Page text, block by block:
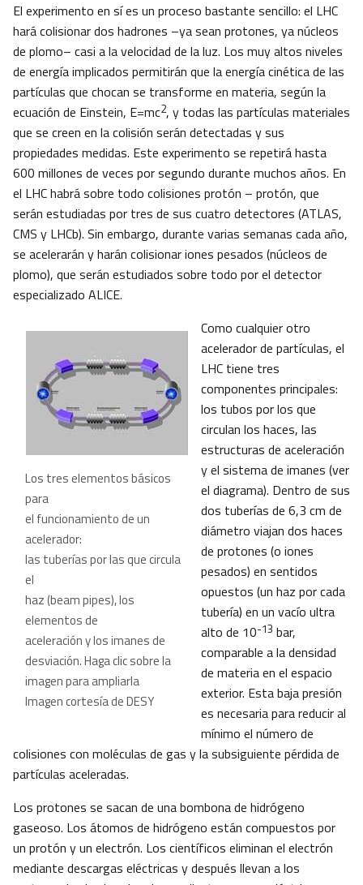
El experimento en sí es un proceso bastante sencillo: el LHC
hará colisionar dos hadrones –ya sean protones, ya núcleos
de plomo– casi a la velocidad de la luz. Los muy altos niveles
de energía implicados permitirán que la energía cinética de las
partículas que chocan se transforme en materia, según la
ecuación de Einstein, E=mc2, y todas las partículas materiales
que se creen en la colisión serán detectadas y sus
propiedades medidas. Este experimento se repetirá hasta
600 millones de veces por segundo durante muchos años. En
el LHC habrá sobre todo colisiones protón – protón, que
serán estudiadas por tres de sus cuatro detectores (ATLAS,
CMS y LHCb). Sin embargo, durante varias semanas cada año,
se acelerarán y harán colisionar iones pesados (núcleos de
plomo), que serán estudiados sobre todo por el detector
especializado ALICE.
Los tres elementos básicos
para
el funcionamiento de un
acelerador:
las tuberías por las que circula
el
haz (beam pipes), los
elementos de
aceleración y los imanes de
desviación. Haga clic sobre la
imagen para ampliarla
Imagen cortesía de DESY
Como cualquier otro
acelerador de partículas, el
LHC tiene tres
componentes principales:
los tubos por los que
circulan los haces, las
estructuras de aceleración
y el sistema de imanes (ver
el diagrama). Dentro de sus
dos tuberías de 6,3 cm de
diámetro viajan dos haces
de protones (o iones
pesados) en sentidos
opuestos (un haz por cada
tubería) en un vacío ultra
alto de 10-13 bar,
comparable a la densidad
de materia en el espacio
exterior. Esta baja presión
es necesaria para reducir al
mínimo el número de
colisiones con moléculas de gas y la subsiguiente pérdida de
partículas aceleradas.
Los protones se sacan de una bombona de hidrógeno
gaseoso. Los átomos de hidrógeno están compuestos por
un protón y un electrón. Los científicos eliminan el electrón
mediante descargas eléctricas y después llevan a los